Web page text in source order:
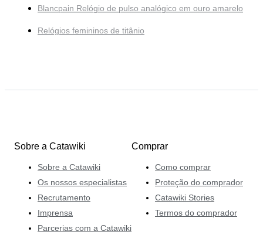
Blancpain Relógio de pulso analógico em ouro amarelo
Relógios femininos de titânio
Sobre a Catawiki
Sobre a Catawiki
Os nossos especialistas
Recrutamento
Imprensa
Parcerias com a Catawiki
Comprar
Como comprar
Proteção do comprador
Catawiki Stories
Termos do comprador